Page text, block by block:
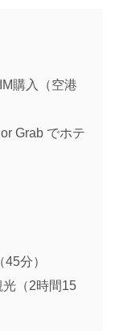
購入（空港
Grab でホテ
分）
（2時間15